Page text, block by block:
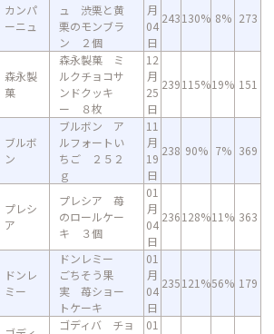
カンパ
ーニュ
ュ 渋栗と黄
栗のモンブラ
ン ２個
月
04
日
243130% 8% 273
森永製
菓
森永製菓 ミ
ルクチョコサ
ンドクッキ
ー ８枚
12
月
25
日
239115%19% 151
ブルボ
ン
ブルボン ア
ルフォートい
ちご ２５２
ｇ
11
月
19
日
238 90% 7% 369
プレシ
ア
プレシア 苺
のロールケー
キ ３個
01
月
04
日
236128%11% 363
ドンレ
ミー
ドンレミー
ごちそう果
実 苺ショー
トケーキ
01
月
04
日
235121%56% 179
ゴディバ チョ
01